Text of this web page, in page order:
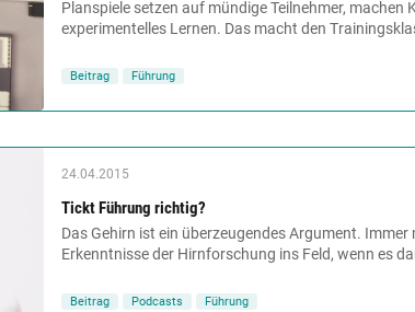
Planspiele setzen auf mündige Teilnehmer,
experimentelles Lernen. Das macht den
Beitrag Führung
24.04.2015
Tickt Führung richtig?
Das Gehirn ist ein überzeugendes Argument.
Erkenntnisse der Hirnforschung ins Feld, wenn es
Beitrag Podcasts Führung